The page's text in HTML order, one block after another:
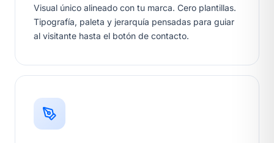
Visual único alineado con tu marca. Cero plantillas.
Tipografía, paleta y jerarquía pensadas para guiar
al visitante hasta el botón de contacto.